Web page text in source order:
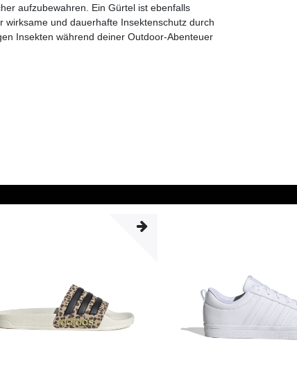
aufzubewahren. Ein Gürtel ist ebenfalls
und dauerhafte Insektenschutz durch
Insekten während deiner Outdoor-Abenteuer